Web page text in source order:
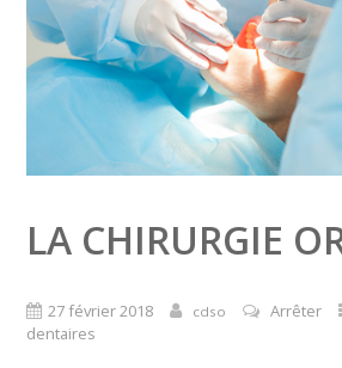
LA CHIRURGIE
27 février 2018 cdso Arrêter
dentaires